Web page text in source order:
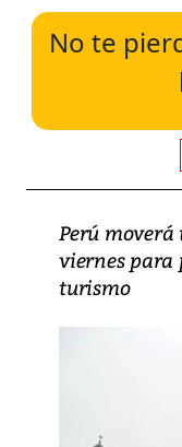
No te
Perú moverá
viernes para
turismo